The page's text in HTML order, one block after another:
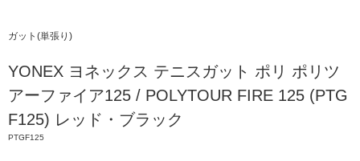
ガット(単張り)
YONEX ヨネックス テニスガット ポリ ポリツ
アーファイア125 / POLYTOUR FIRE 125 (PTG
F125) レッド・ブラック
PTGF125